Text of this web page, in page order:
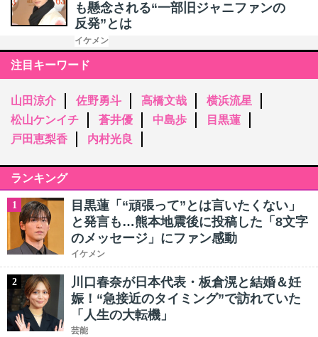
も懸念される“一部旧ジャニファンの
反発”とは
イケメン
注目キーワード
山田涼介 佐野勇斗 高橋文哉
横浜流星
松山ケンイチ
蒼井優 中島歩
目黒蓮
戸田恵梨香
内村光良
ランキング
1
目黒蓮「“頑張って”とは言いたくない」
と発言も…熊本地震後に投稿した「8文字
のメッセージ」にファン感動
イケメン
2
川口春奈が日本代表・板倉滉と結婚＆妊
娠！“急接近のタイミング”で訪れていた
「人生の大転機」
芸能